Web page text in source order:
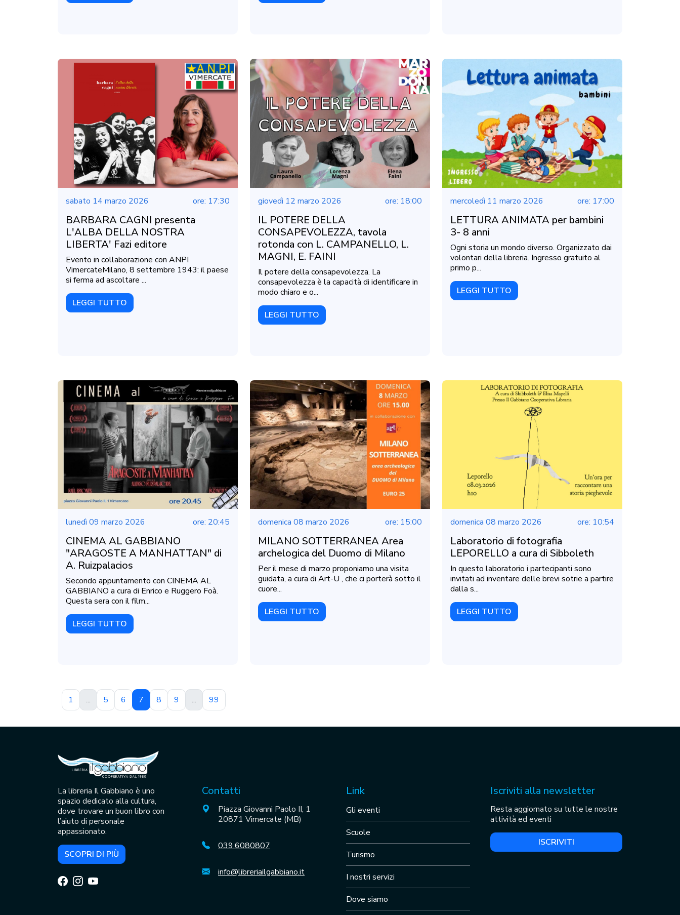
sabato 14 marzo 2026 ore: 17:30
BARBARA CAGNI presenta
L'ALBA DELLA NOSTRA
LIBERTA' Fazi editore
Evento in collaborazione con ANPI
VimercateMilano, 8 settembre 1943: il paese
si ferma ad ascoltare ...
LEGGI TUTTO
giovedì 12 marzo 2026 ore: 18:00
IL POTERE DELLA
CONSAPEVOLEZZA, tavola
rotonda con L. CAMPANELLO, L.
MAGNI, E. FAINI
Il potere della consapevolezza. La
consapevolezza è la capacità di identificare in
modo chiaro e o...
LEGGI TUTTO
mercoledì 11 marzo 2026 ore: 17:00
LETTURA ANIMATA per bambini
3- 8 anni
Ogni storia un mondo diverso. Organizzato dai
volontari della libreria. Ingresso gratuito al
primo p...
LEGGI TUTTO
lunedì 09 marzo 2026 ore: 20:45
CINEMA AL GABBIANO
"ARAGOSTE A MANHATTAN" di
A. Ruizpalacios
Secondo appuntamento con CINEMA AL
GABBIANO a cura di Enrico e Ruggero Foà.
Questa sera con il film...
LEGGI TUTTO
domenica 08 marzo 2026 ore: 15:00
MILANO SOTTERRANEA Area
archelogica del Duomo di Milano
Per il mese di marzo proponiamo una visita
guidata, a cura di Art-U , che ci porterà sotto il
cuore...
LEGGI TUTTO
domenica 08 marzo 2026 ore: 10:54
Laboratorio di fotografia
LEPORELLO a cura di Sibboleth
In questo laboratorio i partecipanti sono
invitati ad inventare delle brevi sotrie a partire
dalla s...
LEGGI TUTTO
1 ... 5 6 7 8 9 ... 99
La libreria Il Gabbiano è uno
spazio dedicato alla cultura,
dove trovare un buon libro con
l’aiuto di personale
appassionato.
SCOPRI DI PIÙ
Contatti
Piazza Giovanni Paolo II, 1
20871 Vimercate (MB)
039.6080807
info@libreriailgabbiano.it
Link
Gli eventi
Scuole
Turismo
I nostri servizi
Dove siamo
Iscriviti alla newsletter
Resta aggiornato su tutte le nostre
attività ed eventi
ISCRIVITI